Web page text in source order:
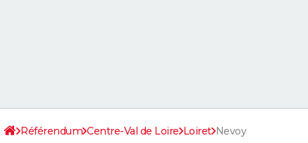
Référendum Centre-Val de Loire Loiret Nevoy